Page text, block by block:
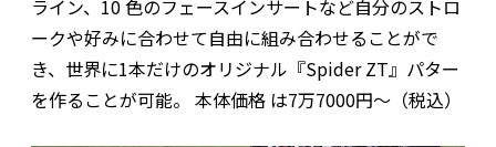
ライン、10 色のフェースインサートなど自分のストロ
ークや好みに合わせて自由に組み合わせることがで
き、世界に1本だけのオリジナル『Spider ZT』パター
を作ることが可能。 本体価格 は7万7000円～（税込）